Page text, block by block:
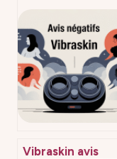
Vibraskin avis